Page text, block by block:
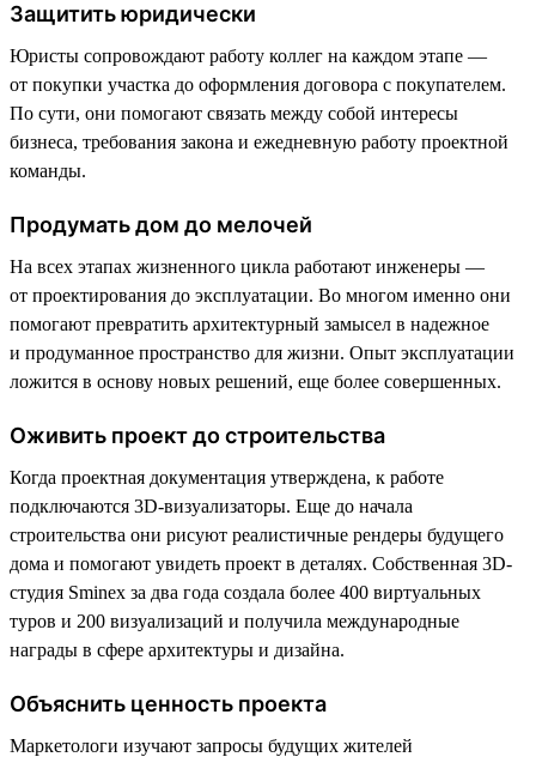
Защитить юридически
Юристы сопровождают работу коллег на каждом этапе —
от покупки участка до оформления договора с покупателем.
По сути, они помогают связать между собой интересы
бизнеса, требования закона и ежедневную работу проектной
команды.
Продумать дом до мелочей
На всех этапах жизненного цикла работают инженеры —
от проектирования до эксплуатации. Во многом именно они
помогают превратить архитектурный замысел в надежное
и продуманное пространство для жизни. Опыт эксплуатации
ложится в основу новых решений, еще более совершенных.
Оживить проект до строительства
Когда проектная документация утверждена, к работе
подключаются 3D-визуализаторы. Еще до начала
строительства они рисуют реалистичные рендеры будущего
дома и помогают увидеть проект в деталях. Собственная 3D-
студия Sminex за два года создала более 400 виртуальных
туров и 200 визуализаций и получила международные
награды в сфере архитектуры и дизайна.
Объяснить ценность проекта
Маркетологи изучают запросы будущих жителей